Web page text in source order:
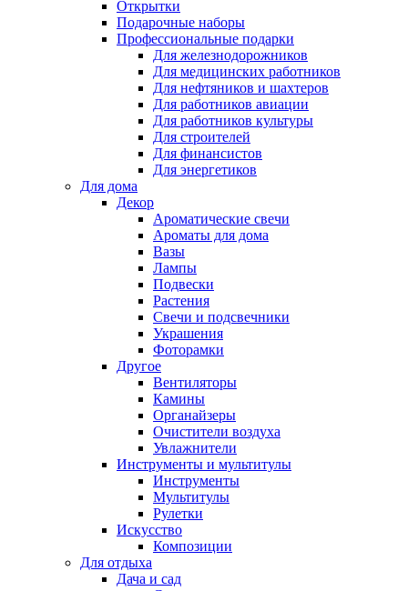
Открытки
Подарочные наборы
Профессиональные подарки
Для железнодорожников
Для медицинских работников
Для нефтяников и шахтеров
Для работников авиации
Для работников культуры
Для строителей
Для финансистов
Для энергетиков
Для дома
Декор
Ароматические свечи
Ароматы для дома
Вазы
Лампы
Подвески
Растения
Свечи и подсвечники
Украшения
Фоторамки
Другое
Вентиляторы
Камины
Органайзеры
Очистители воздуха
Увлажнители
Инструменты и мультитулы
Инструменты
Мультитулы
Рулетки
Искусство
Композиции
Для отдыха
Дача и сад